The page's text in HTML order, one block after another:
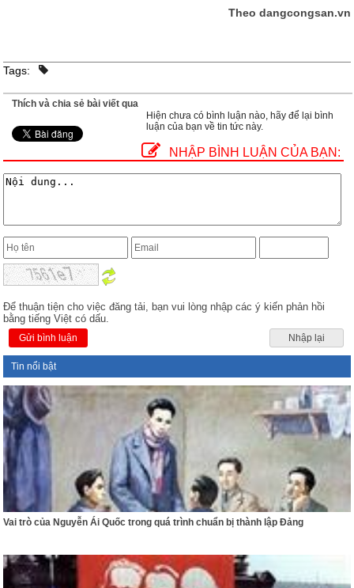
Theo dangcongsan.vn
Tags:
Thích và chia sẻ bài viết qua
Hiện chưa có bình luận nào, hãy để lại bình
luận của bạn về tin tức này.
NHẬP BÌNH LUẬN CỦA BẠN:
Để thuận tiện cho việc đăng tải, bạn vui lòng nhập các ý kiến phản hồi
bằng tiếng Việt có dấu.
Gửi bình luận Nhập lại
Tin nổi bật
Vai trò của Nguyễn Ái Quốc trong quá trình chuẩn bị thành lập Đảng